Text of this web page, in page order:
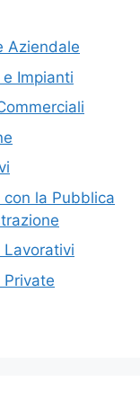
Aziendale
Impianti
con la Pubblica
Lavorativi
Private